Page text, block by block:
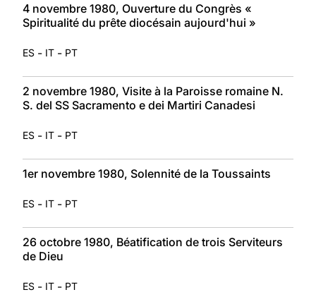
4 novembre 1980, Ouverture du Congrès «
Spiritualité du prête diocésain aujourd'hui »
ES - IT - PT
2 novembre 1980, Visite à la Paroisse romaine N.
S. del SS Sacramento e dei Martiri Canadesi
ES - IT - PT
1er novembre 1980, Solennité de la Toussaints
ES - IT - PT
26 octobre 1980, Béatification de trois Serviteurs
de Dieu
ES - IT - PT